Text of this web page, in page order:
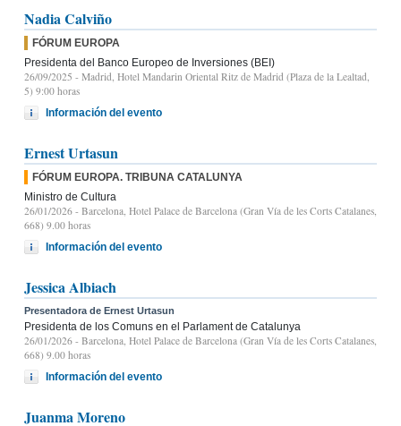
Nadia Calviño
FÓRUM EUROPA
Presidenta del Banco Europeo de Inversiones (BEI)
26/09/2025 - Madrid, Hotel Mandarin Oriental Ritz de Madrid (Plaza de la Lealtad,
5) 9:00 horas
Información del evento
Ernest Urtasun
FÓRUM EUROPA. TRIBUNA CATALUNYA
Ministro de Cultura
26/01/2026 - Barcelona, Hotel Palace de Barcelona (Gran Vía de les Corts Catalanes,
668) 9.00 horas
Información del evento
Jessica Albiach
Presentadora de Ernest Urtasun
Presidenta de los Comuns en el Parlament de Catalunya
26/01/2026 - Barcelona, Hotel Palace de Barcelona (Gran Vía de les Corts Catalanes,
668) 9.00 horas
Información del evento
Juanma Moreno